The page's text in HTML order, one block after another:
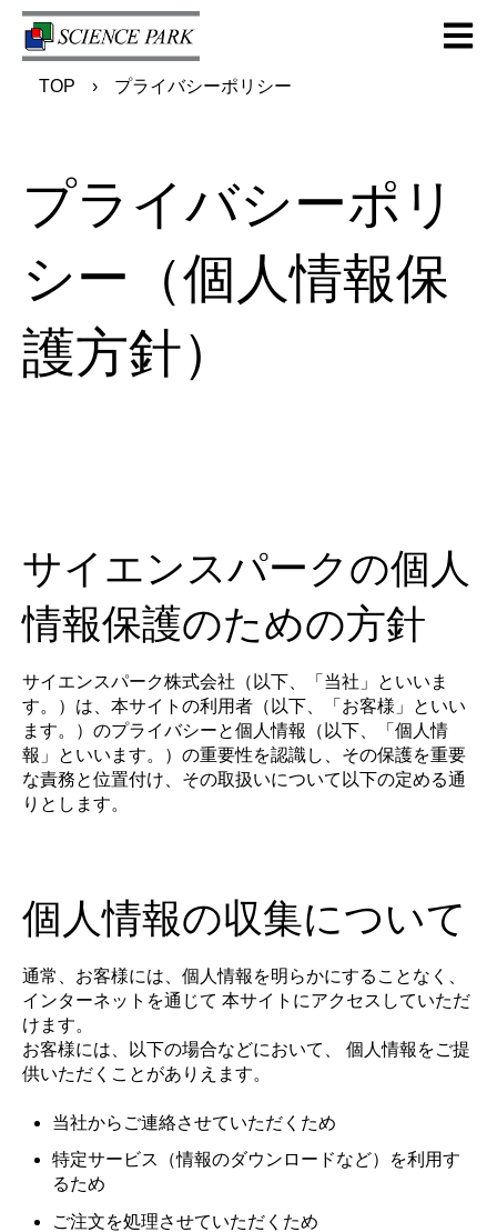
Open
TOP プライバシーポリシー
プライバシーポリ
シー（個人情報保
護方針）
サイエンスパークの個人
情報保護のための方針
サイエンスパーク株式会社（以下、「当社」といいま
す。）は、本サイトの利用者（以下、「お客様」といい
ます。）のプライバシーと個人情報（以下、「個人情
報」といいます。）の重要性を認識し、その保護を重要
な責務と位置付け、その取扱いについて以下の定める通
りとします。
個人情報の収集について
通常、お客様には、個人情報を明らかにすることなく、
インターネットを通じて 本サイトにアクセスしていただ
けます。
お客様には、以下の場合などにおいて、 個人情報をご提
供いただくことがありえます。
当社からご連絡させていただくため
特定サービス（情報のダウンロードなど）を利用す
るため
ご注文を処理させていただくため